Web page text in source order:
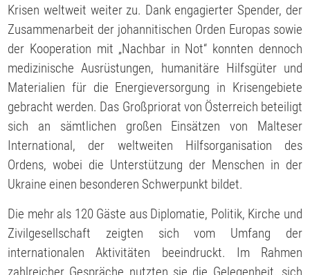
Krisen weltweit weiter zu. Dank engagierter Spender, der
Zusammenarbeit der johannitischen Orden Europas sowie
der Kooperation mit „Nachbar in Not“ konnten dennoch
medizinische Ausrüstungen, humanitäre Hilfsgüter und
Materialien für die Energieversorgung in Krisengebiete
gebracht werden. Das Großpriorat von Österreich beteiligt
sich an sämtlichen großen Einsätzen von Malteser
International, der weltweiten Hilfsorganisation des
Ordens, wobei die Unterstützung der Menschen in der
Ukraine einen besonderen Schwerpunkt bildet.
Die mehr als 120 Gäste aus Diplomatie, Politik, Kirche und
Zivilgesellschaft zeigten sich vom Umfang der
internationalen Aktivitäten beeindruckt. Im Rahmen